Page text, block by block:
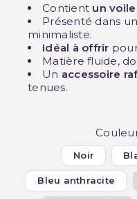
Contient un
Présenté dans un
minimaliste.
Idéal à offrir
Matière fluide,
Un accessoire
tenues.
Noir
Bleu anthracite